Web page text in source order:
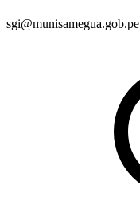
sgi@munisamegua.gob.pe